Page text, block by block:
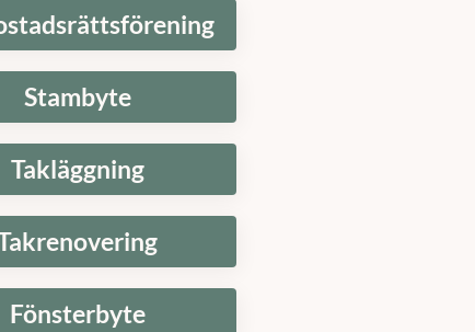
Stambyte
Takläggning
Fönsterbyte